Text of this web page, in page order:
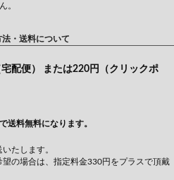
。
法・送料について
配便） または220円（クリックポ
送料無料になります。
たします。
の場合は、指定料金330円をプラスで頂戴